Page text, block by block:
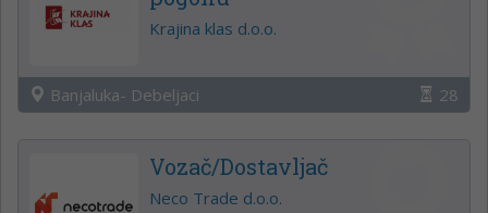
Krajina klas d.o.o.
Banjaluka- Debeljaci 28
Vozač/Dostavljač
Neco Trade d.o.o.